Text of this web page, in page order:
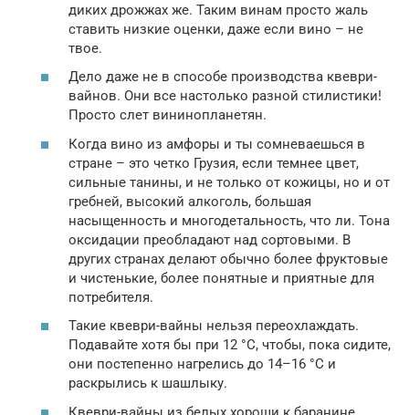
диких дрожжах же. Таким винам просто жаль
ставить низкие оценки, даже если вино – не
твое.
Дело даже не в способе производства квеври-
вайнов. Они все настолько разной стилистики!
Просто слет вининопланетян.
Когда вино из амфоры и ты сомневаешься в
стране – это четко Грузия, если темнее цвет,
сильные танины, и не только от кожицы, но и от
гребней, высокий алкоголь, большая
насыщенность и многодетальность, что ли. Тона
оксидации преобладают над сортовыми. В
других странах делают обычно более фруктовые
и чистенькие, более понятные и приятные для
потребителя.
Такие квеври-вайны нельзя переохлаждать.
Подавайте хотя бы при 12 °С, чтобы, пока сидите,
они постепенно нагрелись до 14–16 °С и
раскрылись к шашлыку.